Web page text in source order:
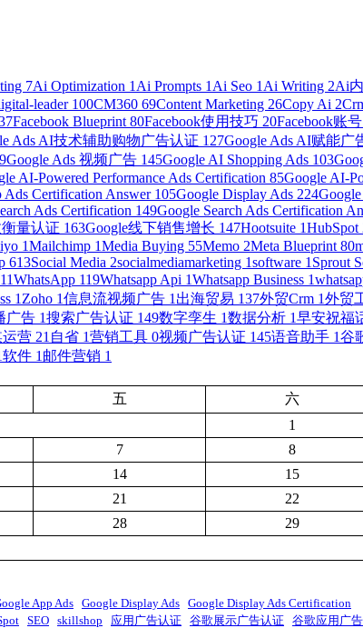
7Ai Optimization 1 Ai Prompts 1 Ai Seo 1 Ai Writing 2Ai
leader 100CM360 69Content Marketing 26Copy Ai 2
Facebook Blueprint 80Facebook使用技巧 20Facebook账号
Ads AI技术辅助购物广告认证 127Google Ads AI赋能广
Google Ads 视频广告 145Google AI Shopping Ads 103
AI-Powered Performance Ads Certification 85Google AI-
Ads Certification Answer 105Google Display Ads 224
Ads Certification 149Google Search Ads Certification
量认证 163Google线下销售增长 147Hootsuite 1HubSpot
1Mailchimp 1Media Buying 55Memo 2Meta Blueprint 80
613Social Media 2socialmediamarketing 1software 1 Sprout
11WhatsApp 119Whatsapp Api 1Whatsapp Business 1
1 Zoho 1信息流视频广告 1 出海贸易 137外贸Crm 1外贸
广告 1搜索广告认证 149数字孪生 1数据分析 1早安祝福
营 21 自省 1营销工具 0视频广告认证 145语音助手 1谷
软件 1 邮件营销 1
五 六
1
7 8
14 15
21 22
28 29
App Ads Google Display Ads Google Display Ads Certification
SEO skillshop 应用广告认证 谷歌展示广告认证 谷歌应用广